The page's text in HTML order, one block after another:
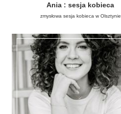
Ania : sesja kobieca
zmysłowa sesja kobieca w Olsztynie